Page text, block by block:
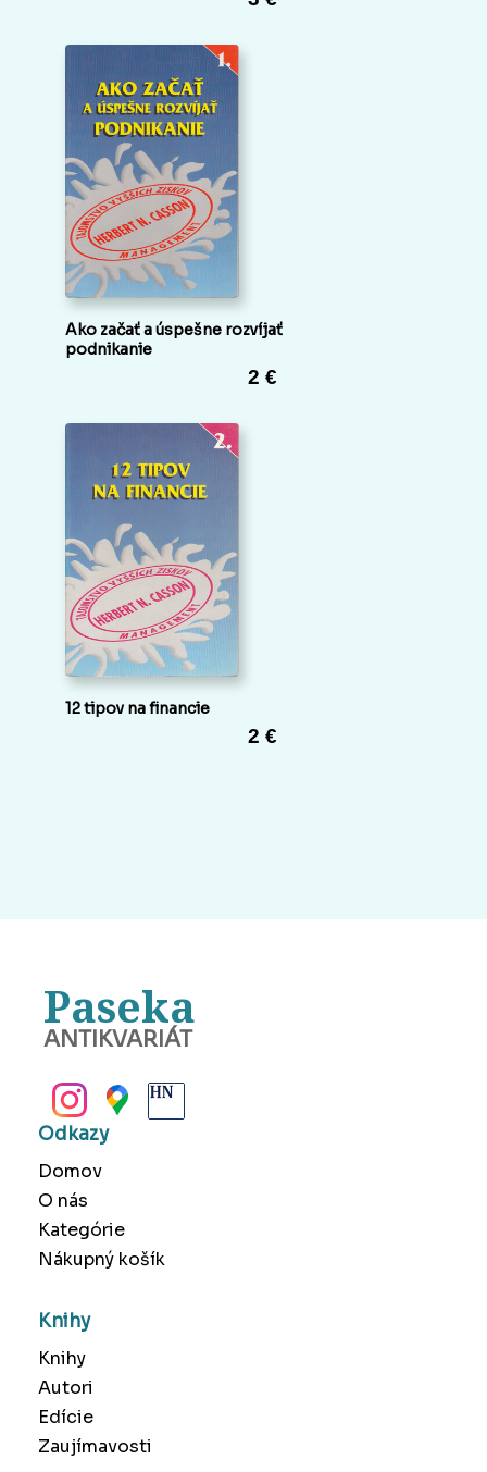
Ako začať a úspešne rozvíjať
podnikanie
2 €
12 tipov na financie
2 €
Paseka
ANTIKVARIÁT
Odkazy
Domov
O nás
Kategórie
Nákupný košík
Knihy
Knihy
Autori
Edície
Zaujímavosti